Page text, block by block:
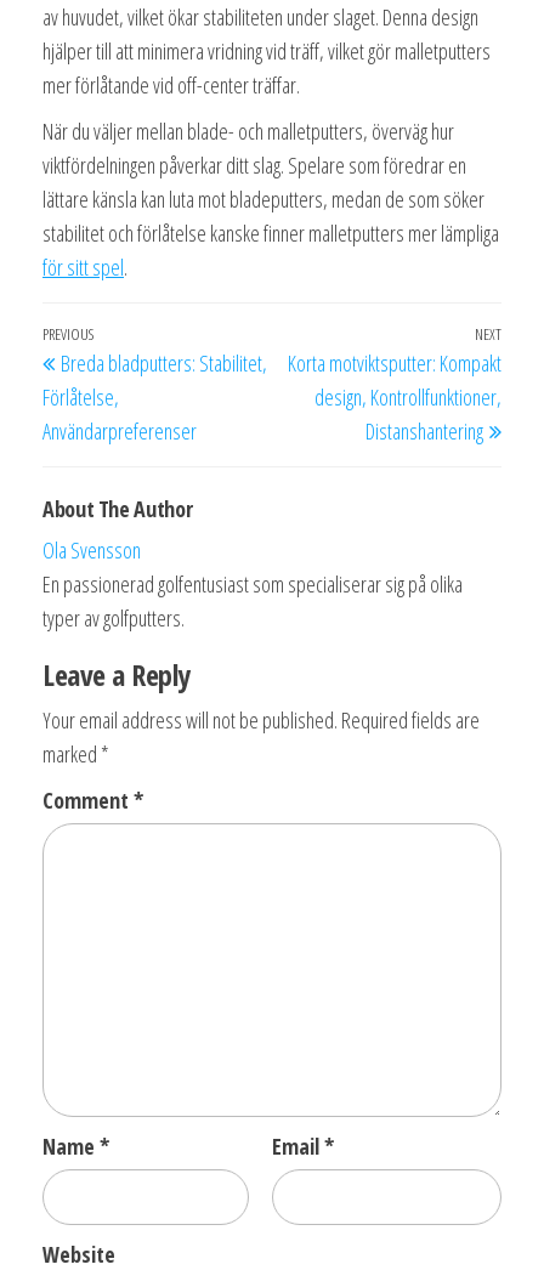
av huvudet, vilket ökar stabiliteten under slaget. Denna design
hjälper till att minimera vridning vid träff, vilket gör malletputters
mer förlåtande vid off-center träffar.
När du väljer mellan blade- och malletputters, överväg hur
viktfördelningen påverkar ditt slag. Spelare som föredrar en
lättare känsla kan luta mot bladeputters, medan de som söker
stabilitet och förlåtelse kanske finner malletputters mer lämpliga
för sitt spel.
Post
navigation
Previous
Post
PREVIOUS
Breda bladputters: Stabilitet,
Förlåtelse,
Användarpreferenser
Next
Post
NEXT
Korta motviktsputter: Kompakt
design, Kontrollfunktioner,
Distanshantering
About The Author
Ola Svensson
En passionerad golfentusiast som specialiserar sig på olika
typer av golfputters.
Leave a Reply
Your email address will not be published. Required fields are
marked *
Comment *
Name * Email*
Website